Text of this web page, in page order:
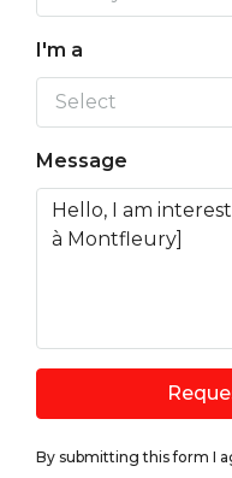
I'm a
Select
Message
By submitting this form I